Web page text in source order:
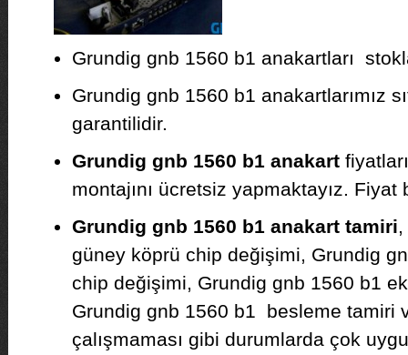
Grundig gnb 1560 b1 anakartları
Grundig gnb 1560 b1 anakartlarımız
garantilidir.
Grundig gnb 1560 b1 anakart
montajını ücretsiz yapmaktayız. Fiyat
Grundig gnb 1560 b1 anakart tamiri
güney köprü chip değişimi, Grundig
chip değişimi, Grundig gnb 1560 b1
Grundig gnb 1560 b1 besleme tamiri
çalışmaması gibi durumlarda çok